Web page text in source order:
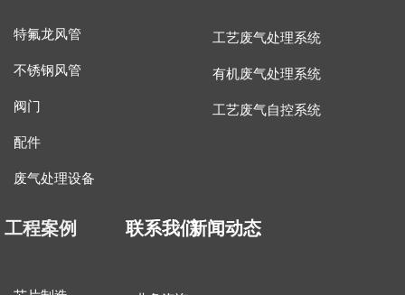
特氟龙风管
不锈钢风管
阀门
配件
废气处理设备
工艺废气处理系统
有机废气处理系统
工艺废气自控系统
工程案例 新闻动态
联系我们